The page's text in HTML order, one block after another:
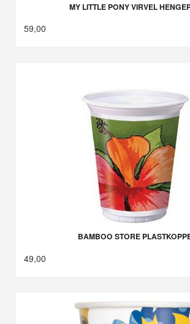
MY LITTLE PONY VIRVEL
59,00
BAMBOO STORE
49,00